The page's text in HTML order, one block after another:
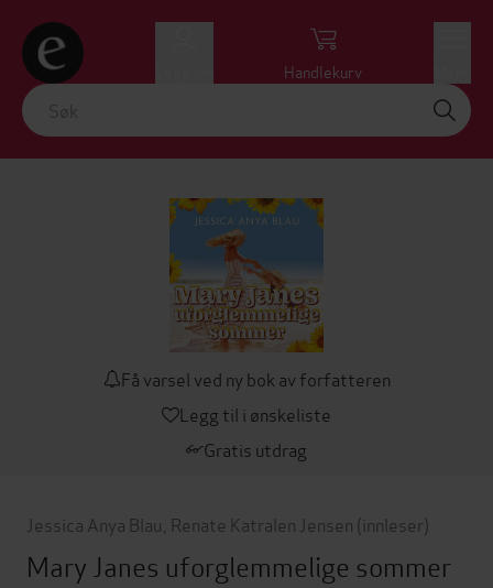
Handlekurv
Få varsel ved ny bok av forfatteren
Legg til i ønskeliste
Gratis utdrag
Jessica Anya Blau Renate Katralen Jensen (innleser)
Mary Janes uforglemmelige sommer